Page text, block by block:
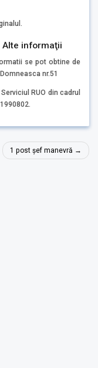
informaţii
se pot obtine de
nr.51
RUO din cadrul
1 post șef manevră